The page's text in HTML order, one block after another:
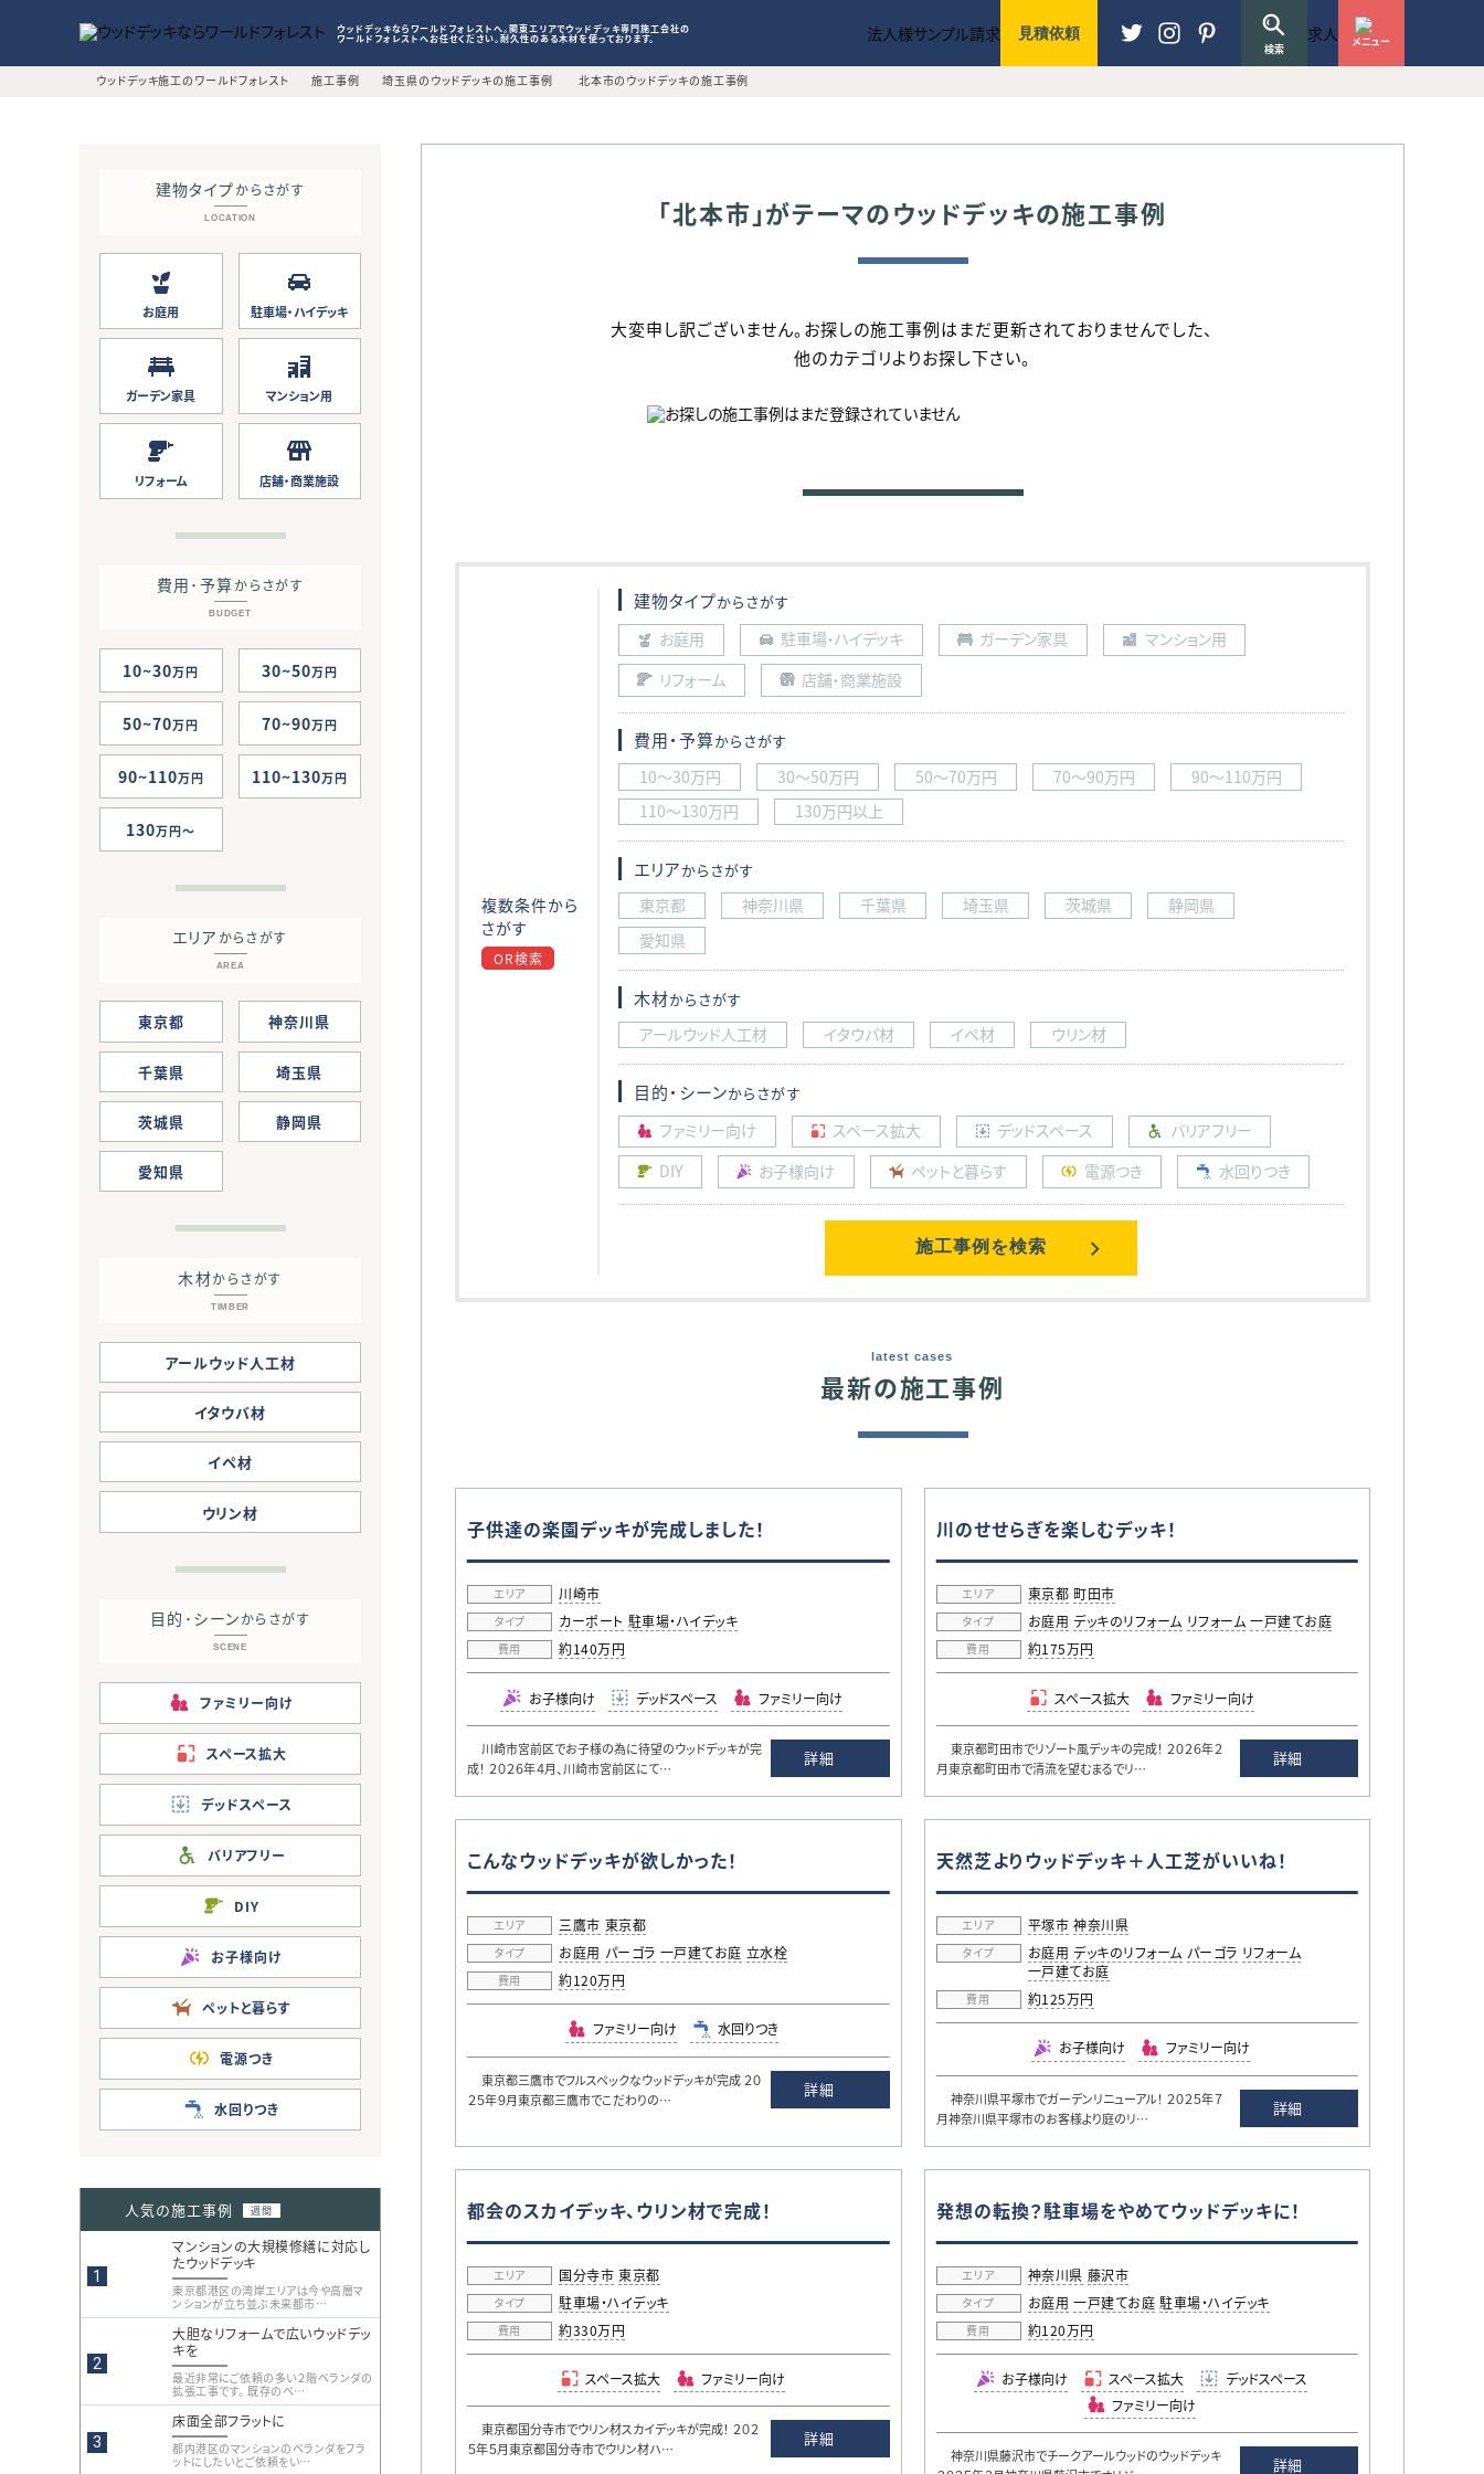
ウッドデッキならワールドフォレストへ。関東エリアでウッドデッキ専門施工会社の
ワールドフォレストへお任せください。耐久性のある木材を使っております。
法人様サンプル請求 見積依頼
検索
求人 メニュー
HOME
ワールドフォレストとは
ABOUT US
ウッドデッキの価格
PRICE
施工事例一覧
WORKS
見積から施工までの流れ
CONSTRUCTION PROCESS
よくある質問
FAQ
無料見積・相談はこちら
ESTIMATE
ウッドデッキ施工のワールドフォレスト 施工事例 埼玉県のウッドデッキの施工事例 北本市のウッドデッキの施工事例
｢北本市｣がテーマのウッドデッキの施工事例
大変申し訳ございません。お探しの施工事例はまだ更新されておりませんでした、
他のカテゴリよりお探し下さい。
複数条件から
さがす
OR検索
建物タイプからさがす
お庭用 駐車場・ハイデッキ ガーデン家具
マンション用
リフォーム
店舗・商業施設
費用・予算からさがす
10〜30万円 30〜50万円 50〜70万円 70〜90万円
90〜110万円
110〜130万円
130万円以上
エリアからさがす
東京都 神奈川県 千葉県 埼玉県 茨城県
静岡県
愛知県
木材からさがす
アールウッド人工材 イタウバ材 イペ材 ウリン材
目的・シーンからさがす
ファミリー向け スペース拡大 デッドスペース
バリアフリー
DIY
お子様向け ペットと暮らす 電源つき 水回りつき
施工事例を検索
latest cases
最新の施工事例
子供達の楽園デッキが完成しました！
エリア 川崎市
タイプ カーポート 駐車場・ハイデッキ
費用 約140万円
お子様向け デッドスペース ファミリー向け
川崎市宮前区でお子様の為に待望のウッドデッキが完
成！ ２０２６年４月、川崎市宮前区にて…
詳細
川のせせらぎを楽しむデッキ！
エリア 東京都 町田市
タイプ お庭用 デッキのリフォーム リフォーム 一戸建てお庭
費用 約175万円
スペース拡大 ファミリー向け
東京都町田市でリゾート風デッキの完成！ ２０２６年２
月東京都町田市で清流を望むまるでリ…
詳細
こんなウッドデッキが欲しかった！
エリア 三鷹市 東京都
タイプ お庭用 パーゴラ 一戸建てお庭 立水栓
費用 約120万円
ファミリー向け 水回りつき
東京都三鷹市でフルスペックなウッドデッキが完成 ２０
２５年９月東京都三鷹市でこだわりの…
詳細
天然芝よりウッドデッキ＋人工芝がいいね！
エリア 平塚市 神奈川県
タイプ お庭用 デッキのリフォーム パーゴラ リフォーム
一戸建てお庭
費用 約125万円
お子様向け ファミリー向け
神奈川県平塚市でガーデンリニューアル！ ２０２５年７
月神奈川県平塚市のお客様より庭のリ…
詳細
都会のスカイデッキ、ウリン材で完成！
エリア 国分寺市 東京都
タイプ 駐車場・ハイデッキ
費用 約330万円
スペース拡大 ファミリー向け
東京都国分寺市でウリン材スカイデッキが完成！ ２０２
５年５月東京都国分寺市でウリン材ハ…
詳細
発想の転換？駐車場をやめてウッドデッキに！
エリア 神奈川県 藤沢市
タイプ お庭用 一戸建てお庭 駐車場・ハイデッキ
費用 約120万円
お子様向け スペース拡大
デッドスペース
ファミリー向け
神奈川県藤沢市でチークアールウッドのウッドデッキ
詳細
建物タイプからさがす
LOCATION
お庭用 駐車場・ハイデッキ
ガーデン家具 マンション用
リフォーム 店舗・商業施設
費用･予算からさがす
BUDGET
10~30万円 30~50万円
50~70万円 70~90万円
90~110万円 110~130万円
130万円
エリア からさがす
AREA
東京都 神奈川県
千葉県 埼玉県
茨城県 静岡県
愛知県
木材からさがす
TIMBER
アールウッド人工材
イタウバ材
イペ材
ウリン材
目的･シーンからさがす
SCENE
ファミリー向け
スペース拡大
デッドスペース
バリアフリー
DIY
お子様向け
ペットと暮らす
電源つき
水回りつき
人気の施工事例 週間
マンションの大規模修繕に対応し
たウッドデッキ
東京都港区の湾岸エリアは今や高層マ
ンションが立ち並ぶ未来都市…
大胆なリフォームで広いウッドデッ
キを
最近非常にご依頼の多い２階ベランダの
拡張工事です。 既存のベ…
床面全部フラットに
都内港区のマンションのベランダをフラ
ットにしたいとご依頼をい…